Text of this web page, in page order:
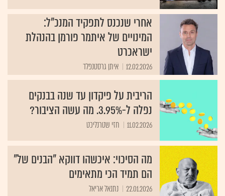
אחרי שנכנס לתפקיד המנכ"ל:
המינויים של איתמר פורמן בהנהלת
ישראכרט
12.02.2026 איתן גרסטנפלד
הריבית על פיקדון עד שנה בבנקים
נפלה ל-3.95%. מה עשה הציבור?
11.02.2026 חזי שטרנליכט
מה הסיכוי: איכשהו דווקא "הבנים של"
הם תמיד הכי מתאימים
22.01.2026 נתנאל אריאל